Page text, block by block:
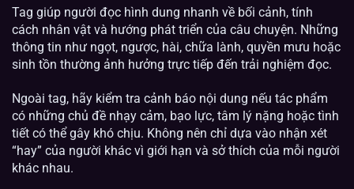
Tag giúp người đọc hình dung nhanh về bối cảnh, tính
cách nhân vật và hướng phát triển của câu chuyện. Những
thông tin như ngọt, ngược, hài, chữa lành, quyền mưu hoặc
sinh tồn thường ảnh hưởng trực tiếp đến trải nghiệm đọc.
Ngoài tag, hãy kiểm tra cảnh báo nội dung nếu tác phẩm
có những chủ đề nhạy cảm, bạo lực, tâm lý nặng hoặc tình
tiết có thể gây khó chịu. Không nên chỉ dựa vào nhận xét
“hay” của người khác vì giới hạn và sở thích của mỗi người
khác nhau.